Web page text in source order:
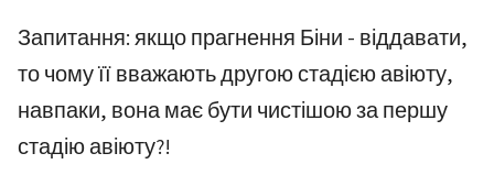
Запитання: якщо прагнення Біни - віддавати,
то чому її вважають другою стадією авіюту,
навпаки, вона має бути чистішою за першу
стадію авіюту?!